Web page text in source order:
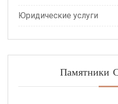
Юридические услуги
Памятники